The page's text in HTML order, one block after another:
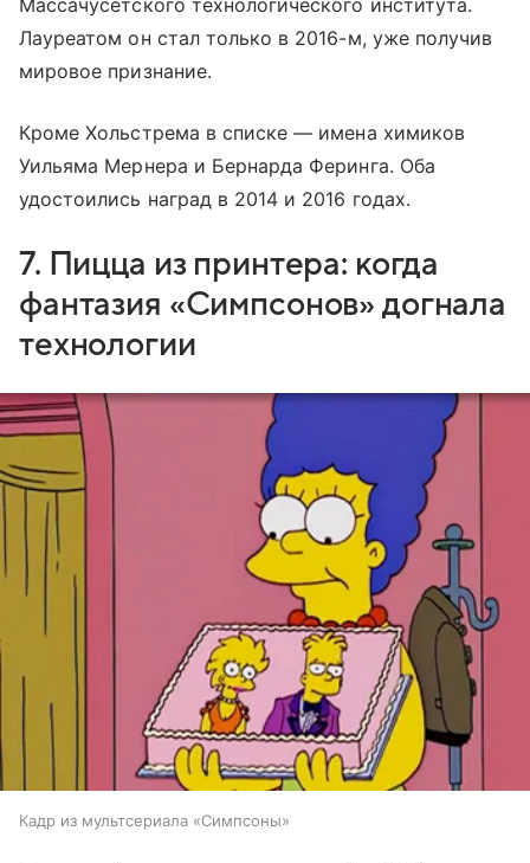
Лауреатом он стал только в 2016-м, уже получив
мировое признание.
Кроме Хольстрема в списке — имена химиков
Уильяма Мернера и Бернарда Феринга. Оба
удостоились наград в 2014 и 2016 годах.
7. Пицца из принтера: когда
фантазия «Симпсонов» догнала
технологии
Кадр из мультсериала «Симпсоны»